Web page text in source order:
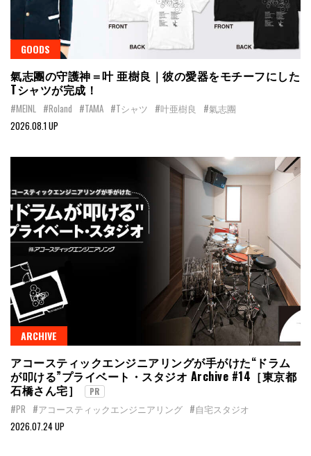
GOODS
氣志團の守護神＝叶 亜樹良｜彼の愛器をモチーフにした
Tシャツが完成！
#MEINL #Roland #TAMA #Tシャツ #叶亜樹良
#氣志團
2026.08.1 UP
ARCHIVE
アコースティックエンジニアリングが手がけた“ドラム
が叩ける”プライベート・スタジオ Archive #14［東京都
石橋さん宅］
PR
#PR #アコースティックエンジニアリング #自宅スタジオ
2026.07.24 UP